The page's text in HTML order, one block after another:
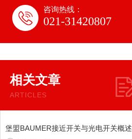
咨询热线：
021-31420807
相关文章
ARTICLES
堡盟BAUMER接近开关与光电开关概述